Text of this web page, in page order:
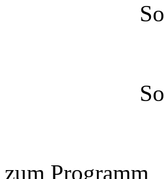
So
So
zum Programm